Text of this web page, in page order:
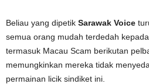
Beliau yang dipetik Sarawak Voice
semua orang mudah terdedah
termasuk Macau Scam berikutan
memungkinkan mereka tidak
permainan licik sindiket ini.